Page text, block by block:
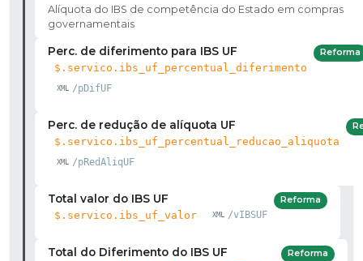
Alíquota do IBS de competência do Estado em compras
governamentais
Perc. de diferimento para IBS UF
$.servico.ibs_uf_percentual_diferimento
/pDifUF
Reforma
Perc. de redução de alíquota UF
$.servico.ibs_uf_percentual_reducao_aliquota
/pRedAliqUF
Total valor do IBS UF
$.servico.ibs_uf_valor /vIBSUF
Reforma
Total do Diferimento do IBS UF Reforma